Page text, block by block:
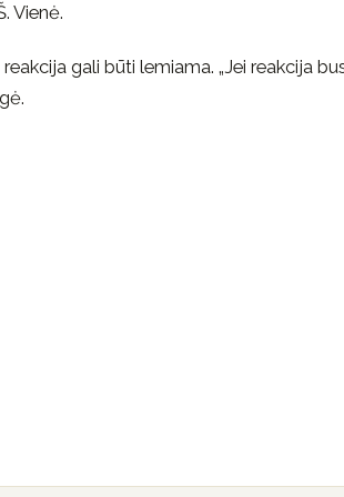
Vienė.
gali būti lemiama. „Jei reakcija